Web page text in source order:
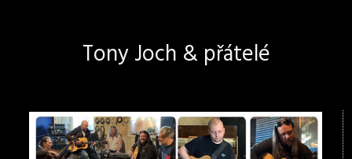
Tony Joch & přátelé